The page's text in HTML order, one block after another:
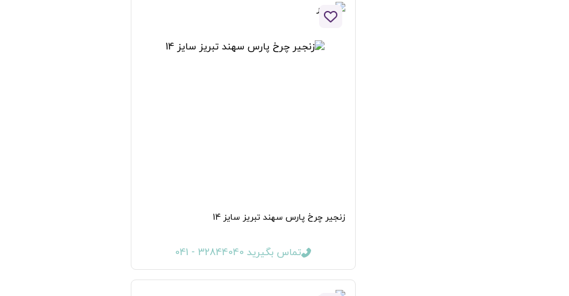
افزودن به لیست علاقه مندی ها
زنجیر چرخ پارس سهند تبریز سایز 14
تماس بگیرید 32844040 - 041